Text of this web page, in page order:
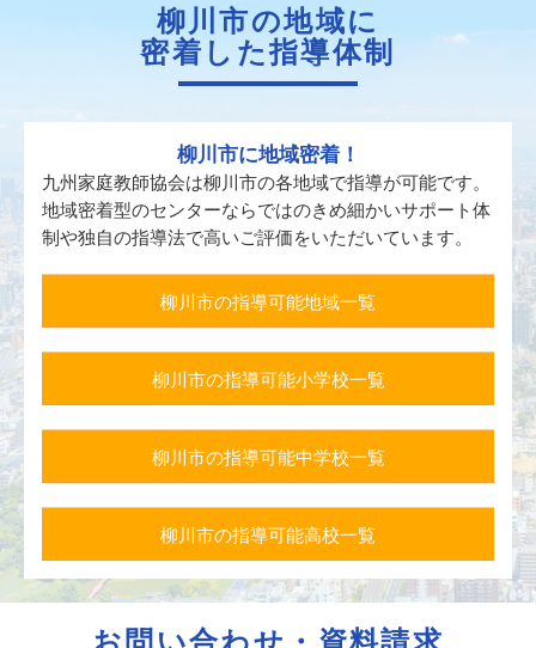
柳川市の地域に
密着した指導体制
柳川市に地域密着！
九州家庭教師協会は柳川市の各地域で指導が可能です。
地域密着型のセンターならではのきめ細かいサポート体
制や独自の指導法で高いご評価をいただいています。
柳川市の指導可能地域一覧
柳川市の指導可能小学校一覧
柳川市の指導可能中学校一覧
柳川市の指導可能高校一覧
お問い合わせ・資料請求